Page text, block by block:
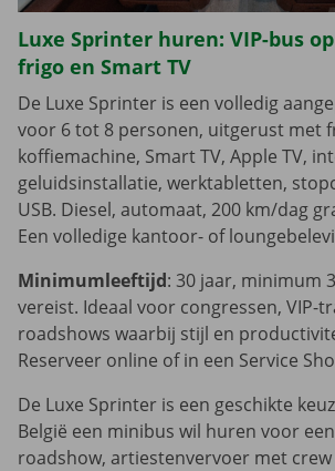
Luxe Sprinter huren: VIP-bus
frigo en Smart TV
De Luxe Sprinter is een volledig
voor 6 tot 8 personen, uitgerust met
koffiemachine, Smart TV, Apple TV,
geluidsinstallatie, werktabletten,
USB. Diesel, automaat, 200 km/dag
Een volledige kantoor- of
Minimumleeftijd: 30 jaar, minimum
vereist. Ideaal voor congressen, VIP-
roadshows waarbij stijl en
Reserveer online of in een Service
De Luxe Sprinter is een geschikte
België een minibus wil huren voor
roadshow, artiestenvervoer met